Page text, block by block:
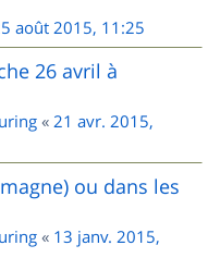
août 2015, 11:25
26 avril à
« 21 avr. 2015,
ou dans les
« 13 janv. 2015,